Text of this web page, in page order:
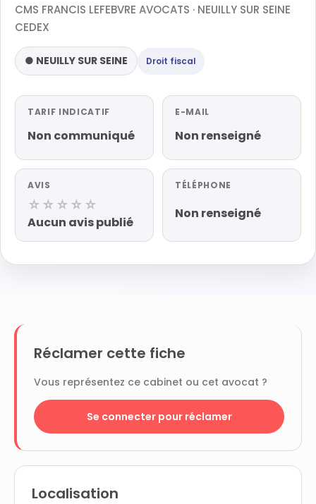
CMS FRANCIS LEFEBVRE AVOCATS · NEUILLY SUR SEINE
CEDEX
● NEUILLY SUR SEINE Droit fiscal
TARIF INDICATIF
Non communiqué
E-MAIL
Non renseigné
AVIS
☆☆☆☆☆
Aucun avis publié
TÉLÉPHONE
Non renseigné
Réclamer cette fiche
Vous représentez ce cabinet ou cet avocat ?
Se connecter pour réclamer
Localisation